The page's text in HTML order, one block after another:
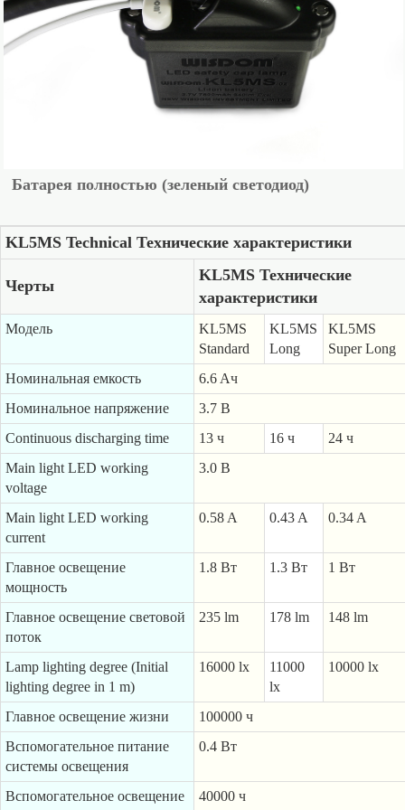
Батарея полностью (зеленый светодиод)
KL5MS Technical Технические характеристики
Черты
KL5MS Технические
характеристики
Модель
KL5MS
Standard
KL5MS
Long
KL5MS
Super Long
Номинальная емкость
6.6 Aч
Номинальное напряжение
3.7 В
Continuous discharging time
13 ч 16 ч
24 ч
Main light LED working
voltage
3.0 В
Main light LED working
current
0.58 A 0.43 A 0.34 A
Главное освещение
мощность
1.8 Вт 1.3 Вт 1 Вт
Главное освещение световой
поток
235 lm 178 lm 148 lm
Lamp lighting degree (Initial
lighting degree in 1 m)
16000 lx
11000
lx
10000 lx
Главное освещение жизни
100000 ч
Вспомогательное питание
системы освещения
0.4 Вт
Вспомогательное освещение
40000 ч